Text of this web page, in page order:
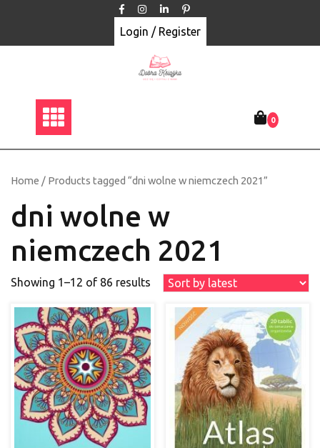
Login / Register
0
Home / Products tagged “dni wolne w niemczech 2021”
dni wolne w
niemczech 2021
Showing 1–12 of 86 results